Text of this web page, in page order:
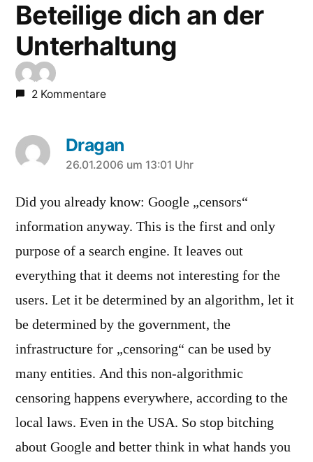
Beteilige dich an der
Unterhaltung
2 Kommentare
Dragan
sagt:
26.01.2006 um 13:01 Uhr
Did you already know: Google „censors“
information anyway. This is the first and only
purpose of a search engine. It leaves out
everything that it deems not interesting for the
users. Let it be determined by an algorithm, let it
be determined by the government, the
infrastructure for „censoring“ can be used by
many entities. And this non-algorithmic
censoring happens everywhere, according to the
local laws. Even in the USA. So stop bitching
about Google and better think in what hands you